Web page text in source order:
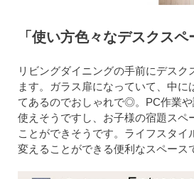
「使い方色々なデスクスペ
リビングダイニングの手前にデスク
ます。ガラス扉になっていて、中に
てあるのでおしゃれで◎。PC作業
使えそうですし、お子様の宿題スペ
ことができそうです。ライフスタイ
変えることができる便利なスペース